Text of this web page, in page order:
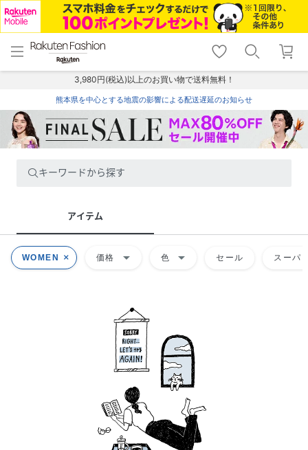
menu home
トップ
shopping_cart lock_outline
ログイン
3,980円(税込)以上のお買い物で送料無料！
熊本県を中心とする地震の影響による配送遅延のお知らせ
キーワードから探す
アイテム
WOMEN 価格 arrow_drop_down 色 arrow_drop_down セール スーパ